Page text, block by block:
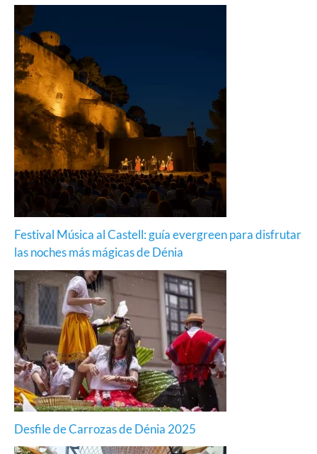
Festival Música al Castell: guía evergreen para disfrutar
las noches más mágicas de Dénia
Desfile de Carrozas de Dénia 2025